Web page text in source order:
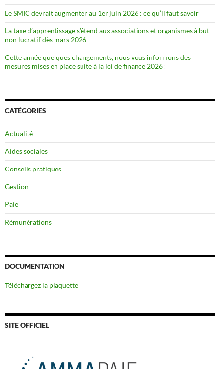
Le SMIC devrait augmenter au 1er juin 2026 : ce qu’il faut savoir
La taxe d’apprentissage s’étend aux associations et organismes à but
non lucratif dès mars 2026
Cette année quelques changements, nous vous informons des
mesures mises en place suite à la loi de finance 2026 :
CATÉGORIES
Actualité
Aides sociales
Conseils pratiques
Gestion
Paie
Rémunérations
DOCUMENTATION
Téléchargez la plaquette
SITE OFFICIEL